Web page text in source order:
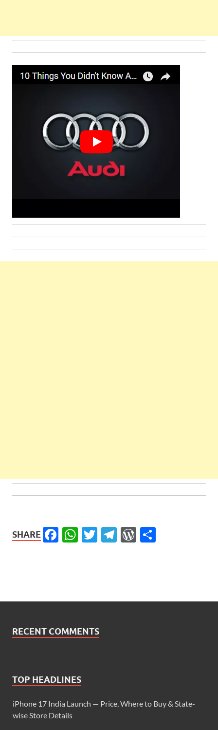
SHARE Facebook
WhatsApp
Twitter
Telegram
WordPress
RECENT COMMENTS
TOP HEADLINES
iPhone 17 India Launch — Price, Where to Buy & State-
wise Store Details